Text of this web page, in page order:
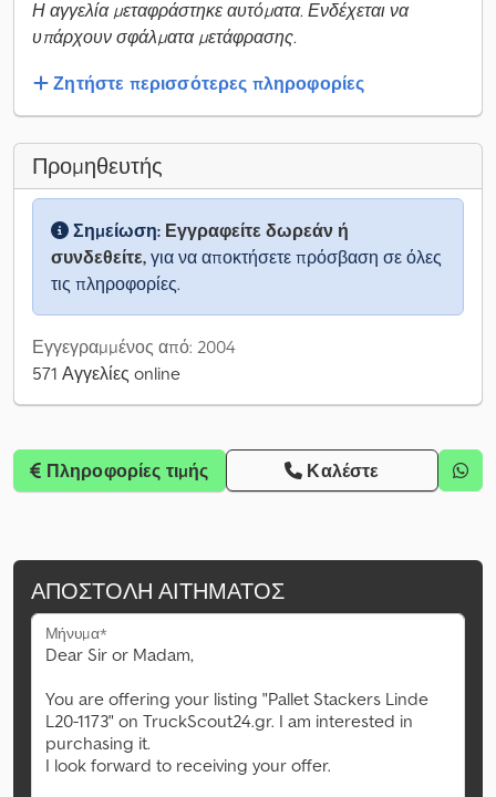
Η αγγελία μεταφράστηκε αυτόματα. Ενδέχεται να
υπάρχουν σφάλματα μετάφρασης.
Ζητήστε περισσότερες πληροφορίες
Προμηθευτής
Σημείωση: Εγγραφείτε δωρεάν ή
συνδεθείτε, για να αποκτήσετε πρόσβαση σε όλες
τις πληροφορίες.
Εγγεγραμμένος από: 2004
571 Αγγελίες online
Πληροφορίες τιμής Καλέστε
ΑΠΟΣΤΟΛΉ ΑΙΤΉΜΑΤΟΣ
Μήνυμα*